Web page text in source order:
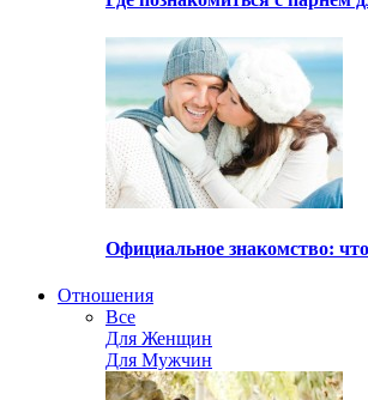
Официальное знакомство:
Отношения
Все
Для Женщин
Для Мужчин